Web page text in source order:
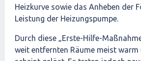
Heizkurve sowie das Anheben der
Leistung der Heizungspumpe.
Durch diese „Erste-Hilfe-
weit entfernten Räume meist warm